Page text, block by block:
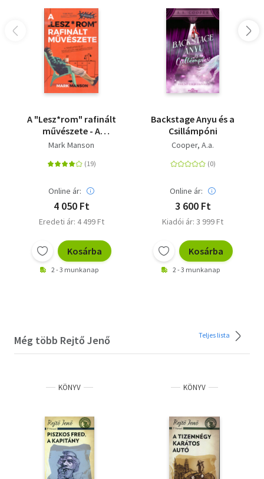
A "Lesz*rom" rafinált
művészete - A
tökéletes élet
megközelítése
Mark Manson
Online ár:
4 050 Ft
Eredeti ár: 4 499 Ft
Kosárba
2 - 3 munkanap
Backstage Anyu és a
Csillámpóni
Cooper, A.a.
Online ár:
3 600 Ft
Kiadói ár: 3 999 Ft
Kosárba
2 - 3 munkanap
Még több Rejtő Jenő Teljes lista
KÖNYV KÖNYV